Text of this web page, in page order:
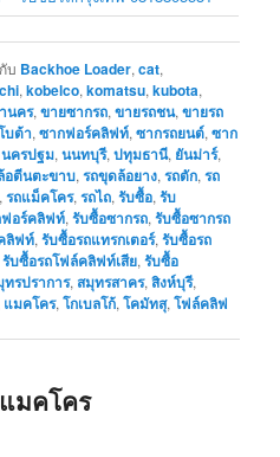
บ Backhoe Loader,cat,
,kobelco,komatsu,kubota,
นคร,ขายซากรถ,ขายรถชน,ขายรถ
บต้า,ซากฟอร์คลิฟท์,ซากรถยนต์,ซาก
นครปฐม,นนทบุรี,ปทุมธานี, ยันม่าร์,
อตีนตะขาบ,รถขุดล้อยาง,รถตัก,รถ
,รถแม็คโคร,รถไถ,รับซื้อ,รับ
อร์คลิฟท์,รับซื้อซากรถ,รับซื้อซากรถ
ลิฟท์,รับซื้อรถแทรกเตอร์,รับซื้อรถ
รับซื้อรถโฟล์คลิฟท์เสีย,รับซื้อ
ทรปราการ, สมุทรสาคร,สิงห์บุรี,
แมคโคร,โกเบลโก้,โคมัทสุ,โฟล์คลิฟ
มคโคร